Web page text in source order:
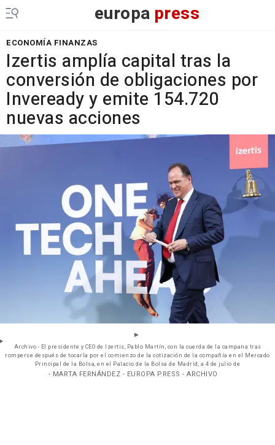
europa press
ECONOMÍA FINANZAS
Izertis amplía capital tras la
conversión de obligaciones por
Inveready y emite 154.720
nuevas acciones
Archivo - El presidente y CEO de Izertis, Pablo Martín, con la cuerda de la campana tras
romperse después de tocarla por el comienzo de la cotización de la compañía en el Mercado
Principal de la Bolsa, en el Palacio de la Bolsa de Madrid, a 4 de julio de
- MARTA FERNÁNDEZ - EUROPA PRESS - ARCHIVO